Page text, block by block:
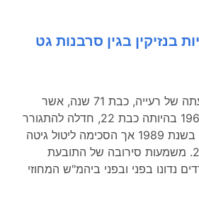
בנזיקין בגין סרבנות גט
המחלוקת 1. בפני תביעתה של רעייה, כבת 71 שנה, אשר
נישאה לנתבע בשנת 1964 בהיותה כבת 22, חדלה להתגורר
עימו כבר לפני 24 שנה בשנת 1989 אך הסכימה ליטול גיטה
ממנו רק בשנת 2012. 2. משמעות סירובה של התובעת
נדונו בפני ובפני ביהמ"ש המחוזי